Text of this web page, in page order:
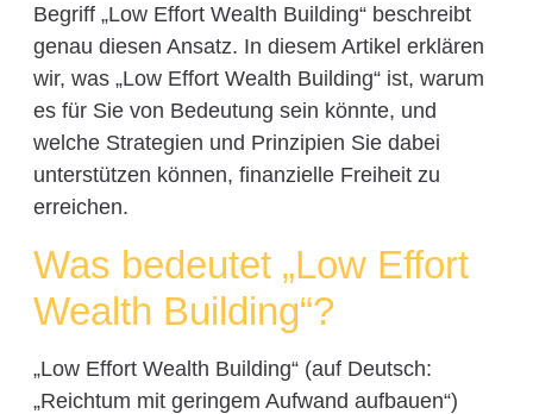
Begriff „Low Effort Wealth Building“ beschreibt
genau diesen Ansatz. In diesem Artikel erklären
wir, was „Low Effort Wealth Building“ ist, warum
es für Sie von Bedeutung sein könnte, und
welche Strategien und Prinzipien Sie dabei
unterstützen können, finanzielle Freiheit zu
erreichen.
Was bedeutet „Low Effort
Wealth Building“?
„Low Effort Wealth Building“ (auf Deutsch:
„Reichtum mit geringem Aufwand aufbauen“)